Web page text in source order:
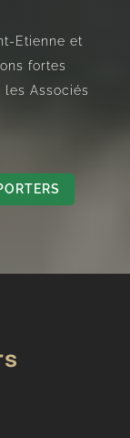
Etienne et
fortes
les Associés